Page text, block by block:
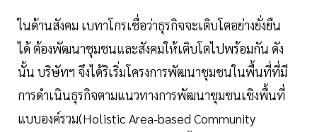
ในด้านสังคม เบทาโกรเชื่อว่าธุรกิจจะเติบโตอย่างยั่งยืน
ได้ ต้องพัฒนาชุมชนและสังคมให้เติบโตไปพร้อมกัน ดัง
นั้น บริษัทฯ จึงได้ริเริ่มโครงการพัฒนาชุมชนในพื้นที่ที่มี
การดำเนินธุรกิจตามแนวทางการพัฒนาชุมชนเชิงพื้นที่
แบบองค์รวม(Holistic Area-based Community